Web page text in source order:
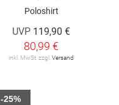
Poloshirt
UVP 119,90 €
80,99 €
inkl. MwSt. zzgl.Versand
-25%